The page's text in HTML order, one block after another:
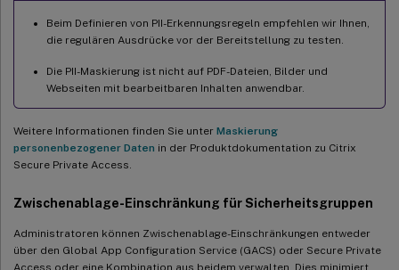
Beim Definieren von PII-Erkennungsregeln empfehlen wir Ihnen,
die regulären Ausdrücke vor der Bereitstellung zu testen.
Die PII-Maskierung ist nicht auf PDF-Dateien, Bilder und
Webseiten mit bearbeitbaren Inhalten anwendbar.
Weitere Informationen finden Sie unter Maskierung
personenbezogener Daten in der Produktdokumentation zu Citrix
Secure Private Access.
Zwischenablage-Einschränkung für Sicherheitsgruppen
Administratoren können Zwischenablage-Einschränkungen entweder
über den Global App Configuration Service (GACS) oder Secure Private
Access oder eine Kombination aus beidem verwalten. Dies minimiert